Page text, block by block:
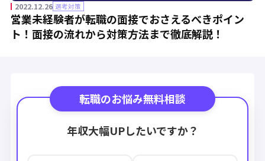
2022.12.26 選考対策
営業未経験者が転職の面接でおさえるべきポイン
ト！面接の流れから対策方法まで徹底解説！
転職のお悩み無料相談
年収大幅UPしたいですか？